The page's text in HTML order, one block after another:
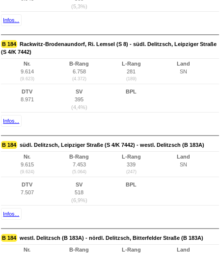
(5,3%)
Infos...
B 184 Rackwitz-Brodenaundorf, Ri. Lemsel (S 8) - südl. Delitzsch, Leipziger Straße
(S 4/K 7442)
Nr.
9.614
(9.623)
B-Rang
6.758
(4.372)
L-Rang
281
(189)
Land
SN
DTV
8.971
SV
395
(4,4%)
BPL
Infos...
B 184 südl. Delitzsch, Leipziger Straße (S 4/K 7442) - westl. Delitzsch (B 183A)
Nr.
9.615
(9.624)
B-Rang
7.453
(5.064)
L-Rang
339
(247)
Land
SN
DTV
7.507
SV
518
(6,9%)
BPL
Infos...
B 184 westl. Delitzsch (B 183A) - nördl. Delitzsch, Bitterfelder Straße (B 183A)
Nr.
B-Rang
L-Rang
Land